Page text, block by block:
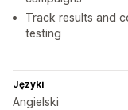
Track results and
testing
Języki
Angielski